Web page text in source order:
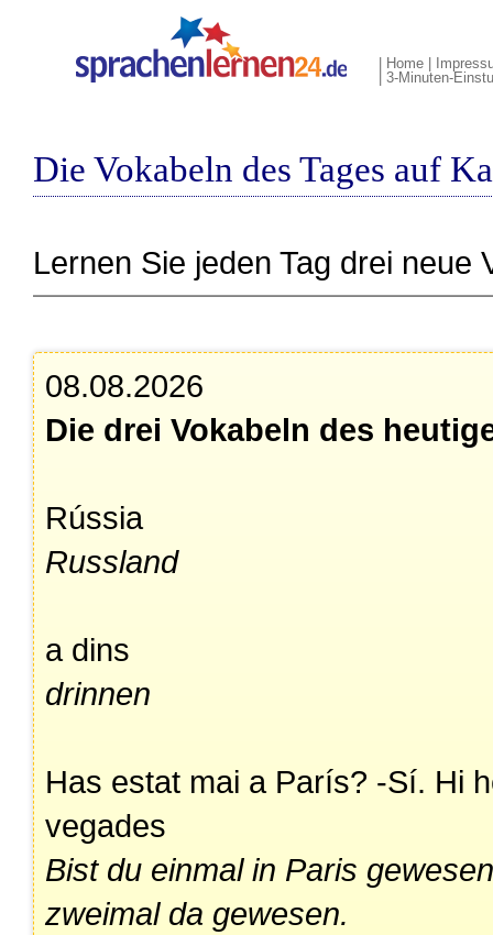
Home
3-Minuten-
Die Vokabeln des Tages auf
Lernen Sie jeden Tag drei neue
08.08.2026
Die drei Vokabeln des
Rússia
Russland
a dins
drinnen
Has estat mai a París? -Sí. Hi
vegades
Bist du einmal in Paris
zweimal da gewesen.